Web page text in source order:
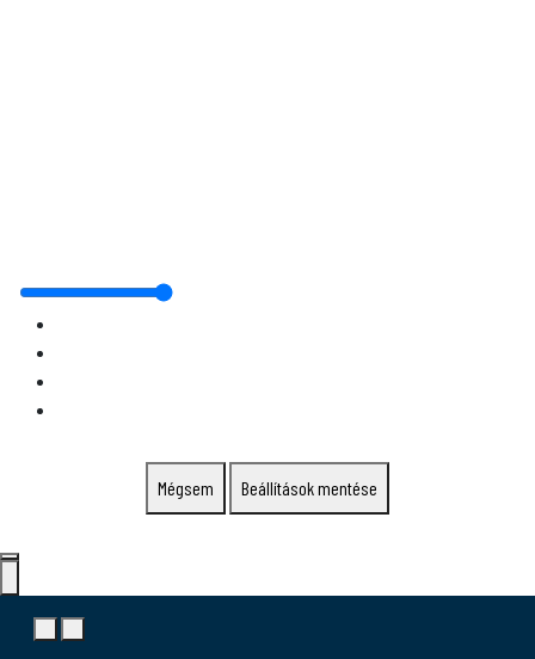
Mégsem Beállítások mentése